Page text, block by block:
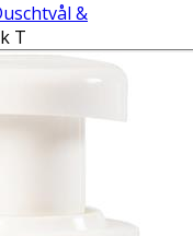
&
T